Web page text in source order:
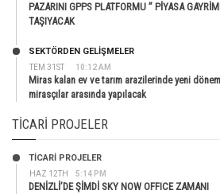
PAZARINI GPPS PLATFORMU ” PİYASA
TAŞIYACAK
TEM 31ST 10:12 AM
SEKTÖRDEN GELIŞMELER
Miras kalan ev ve tarım arazilerinde yeni
mirasçılar arasında yapılacak
TICARI PROJELER
HAZ 12TH 5:14 PM
TİCARİ PROJELER
DENİZLİ’DE ŞİMDİ SKY NOW OFFICE ZAMANI